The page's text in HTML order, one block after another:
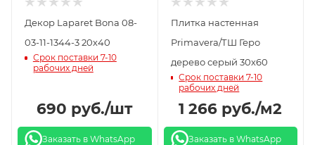
Декор Laparet Bona 08-
03-11-1344-3 20х40
Срок поставки 7-10
рабочих дней
690 руб./шт
Заказать в WhatsApp
Плитка настенная
Primavera/ТШ Геро
дерево серый 30х60
Срок поставки 7-10
рабочих дней
1 266 руб./м2
Заказать в WhatsApp